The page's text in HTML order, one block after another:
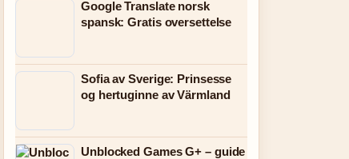
Google Translate norsk
spansk: Gratis oversettelse
Sofia av Sverige: Prinsesse
og hertuginne av Värmland
Unblocked Games G+ – guide